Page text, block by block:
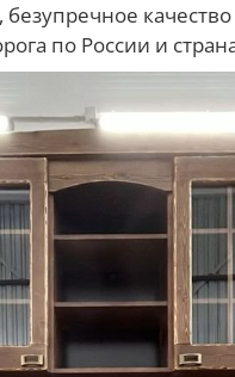
безупречное
по России и